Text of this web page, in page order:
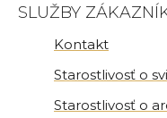
SLUŽBY
Kontakt
Starostlivosť o
Starostlivosť o